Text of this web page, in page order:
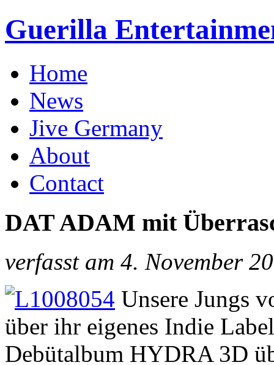
Guerilla
Home
News
Jive Germany
About
Contact
DAT ADAM mit
verfasst am 4. November
Unsere Jungs
über ihr eigenes Indie
Debütalbum HYDRA 3D